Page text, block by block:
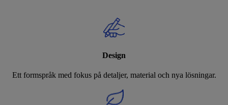
Design
Ett formspråk med fokus på detaljer, material och nya lösningar.